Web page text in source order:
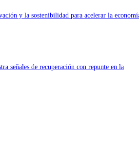
y la sostenibilidad para acelerar la
señales de recuperación con repunte en la